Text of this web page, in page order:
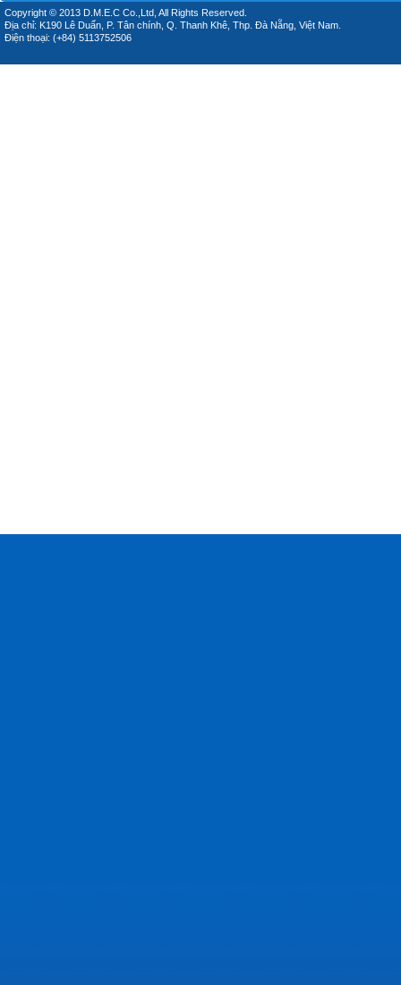
Copyright © 2013 D.M.E.C Co.,Ltd, All Rights Reserved.
Địa chỉ: K190 Lê Duẩn, P. Tân chính, Q. Thanh Khê, Thp. Đà Nẵng, Việt Nam.
Điện thoại: (+84) 5113752506